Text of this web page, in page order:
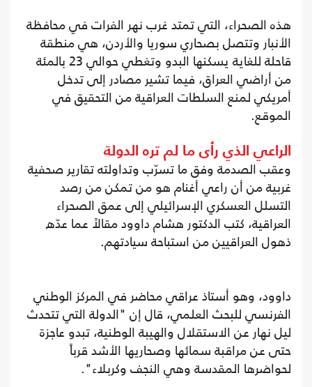
هذه الصحراء، التي تمتد غرب نهر الفرات في محافظة
الأنبار وتتصل بصحاري سوريا والأردن، هي منطقة
قاحلة للغاية يسكنها البدو وتغطي حوالي 23 بالمئة
من أراضي العراق، فيما تشير مصادر إلى تدخل
أمريكي لمنع السلطات العراقية من التحقيق في
الموقع.
الراعي الذي رأى ما لم تره الدولة
وعقب الصدمة وفق ما تسرّب وتداولته تقارير صحفية
غربية من أن راعي أغنام هو من تمكن من رصد
التسلل العسكري الإسرائيلي إلى عمق الصحراء
العراقية، كتب الدكتور هشام داوود مقالاً عما عدّه
ذهول العراقيين من استباحة سيادتهم.
داوود، وهو أستاذ عراقي محاضر في المركز الوطني
الفرنسي للبحث العلمي، قال إن "الدولة التي تتحدث
ليل نهار عن الاستقلال والهيبة الوطنية، تبدو عاجزة
حتى عن مراقبة سمائها وصحاريها الأشد قرباً
لحواضرها المقدسة وهي النجف وكربلاء".